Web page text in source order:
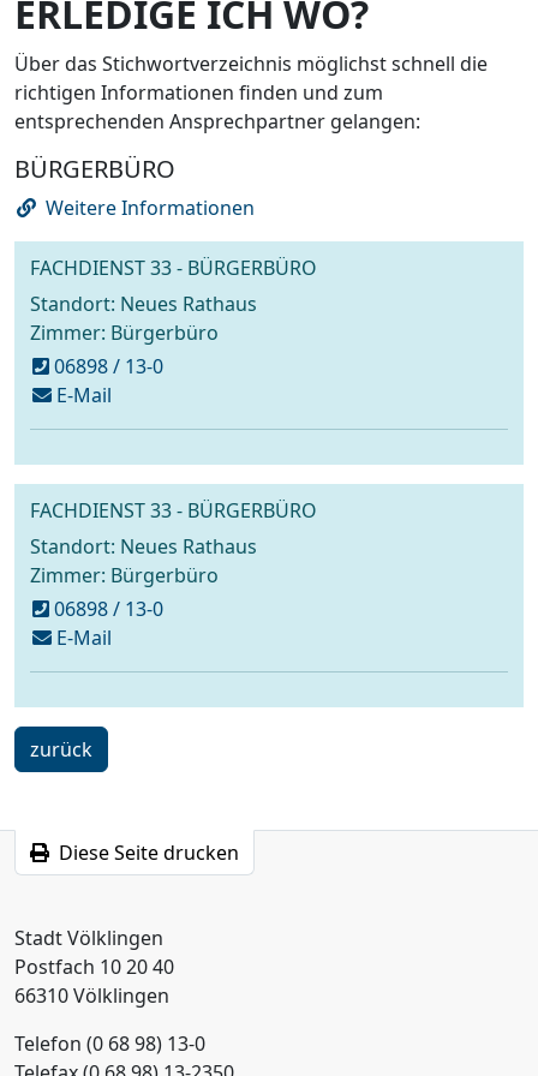
ERLEDIGE ICH WO?
Über das Stichwortverzeichnis möglichst schnell die
richtigen Informationen finden und zum
entsprechenden Ansprechpartner gelangen:
BÜRGERBÜRO
Weitere Informationen
FACHDIENST 33 - BÜRGERBÜRO
Standort: Neues Rathaus
Zimmer: Bürgerbüro
06898 / 13-0
E-Mailschreiben
an
FACHDIENST 33 - BÜRGERBÜRO
Standort: Neues Rathaus
Zimmer: Bürgerbüro
06898 / 13-0
E-Mailschreiben
an
ein
Schritt
zurück
Diese Seite drucken
Stadt Völklingen
Postfach 10 20 40
66310 Völklingen
Telefon (0 68 98) 13-0